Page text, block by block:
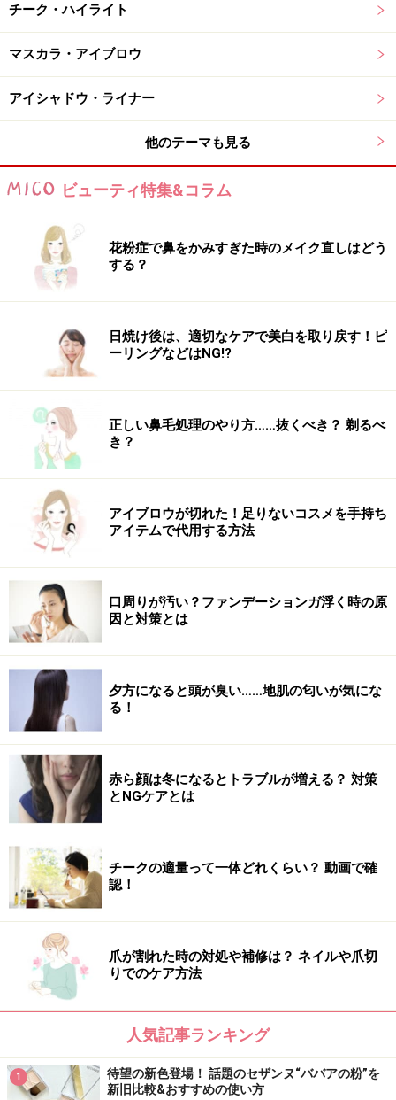
機能UVクリア美容液。ちなみこちらの日焼け止めは、朝
の紫外線が引き起こす乾燥の連鎖に着目しているのがポ
イントです。この乾燥スパイラルから肌を守るため、植
し、日中の乾燥からも肌を守ってくれます。
スルスルと伸びながら、肌にピタッと密着。この付け心
地、しっかりと守られている感じがします。一日中、乾
燥も紫外線も気にならない！ 大人の女性にぴったりな日
焼け止めです。
ム SPF50+・PA++++ 30g（税込4290円）
3：話題のシカ成分配合の韓国発の日焼け止
めは肌への優しさたっぷり！
ラウンドアラウンド グリーンティーシカサンローショ
ン SPF50+/PA++++ 100ml（税込2640円）※編集部調べ
話題のシカ成分が入っている韓国発の日焼け止め。肌に
優しい成分は含んでいるのに、肌に不要な成分は取り除
いているのも嬉しいポイントです。精製水代わりに韓国
産緑茶水を配合している上に、ツボクサ葉エキスも配合
することで、肌の水分、油分のバランスをケアして荒れ
た肌を落ち着かせてくれます。
みずみずしい使い心地＆たっぷりサイズなので、顔だけ
でなくボディにも惜しみなく使えます。しかもQoo10で
購入したら、洗顔のミニサイズのおまけ付き！ 韓国コス
メはお得感が味わえるのも魅力的。
DATA：ラウンドアラウンド グリーンティーシカサンロ
ーション SPF50+/PA++++ 100ml（税込2640円）※編集
部調べ
いつ開封したかわからず、古い日焼け止めを使ったこと
で、赤み、はれ、かゆみ、刺激、黒ずみといった肌トラ
ブルが現れた場合は、ただちに使用を中止し、皮膚科専
門医の診察を受けるようにしてください。何はともあ
れ、秋冬になって慌てないように、今年の夏は最新鋭の
日焼け止めで抜かりなくケアしてあげましょう。
チーク・ハイライト
マスカラ・アイブロウ
アイシャドウ・ライナー
他のテーマも見る
ビューティ特集&コラム
花粉症で鼻をかみすぎた時のメイク直しはどう
する？
日焼け後は、適切なケアで美白を取り戻す！ピ
ーリングなどはNG!?
正しい鼻毛処理のやり方……抜くべき？ 剃るべ
き？
アイブロウが切れた！足りないコスメを手持ち
アイテムで代用する方法
口周りが汚い？ファンデーションガ浮く時の原
因と対策とは
夕方になると頭が臭い……地肌の匂いが気にな
る！
赤ら顔は冬になるとトラブルが増える？ 対策
とNGケアとは
チークの適量って一体どれくらい？ 動画で確
認！
爪が割れた時の対処や補修は？ ネイルや爪切
りでのケア方法
人気記事ランキング
1
待望の新色登場！ 話題のセザンヌ“ババアの粉”を
新旧比較&おすすめの使い方